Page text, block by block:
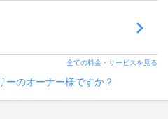
全ての料金・サービスを見る
ーのオーナー様ですか？